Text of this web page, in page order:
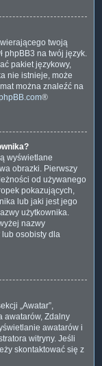
twoją
phpBB3 na twój język.
pakiet językowy,
nie istnieje, może
można znaleźć na
®
wyświetlane
obrazki. Pierwszy
od używanego
pokazujących,
lub jaki jest jego
użytkownika.
nazwy
osobisty dla
„Awatar”,
awatarów, Zdalny
awatarów i
witryny. Jeśli
skontaktować się z